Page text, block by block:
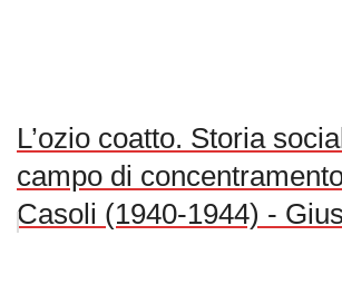
L’ozio coatto. Storia
campo di
Casoli (1940-1944) -